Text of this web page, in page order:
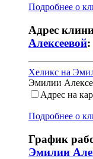
Подробнее о
Адрес
Алексеевой:
Хеликс на
Эмилии
Адрес на
Подробнее о
График
Эмилии